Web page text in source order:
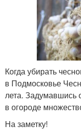
Когда убирать
в Подмосковье
лета. Задумавшись
в огороде
На заметку!